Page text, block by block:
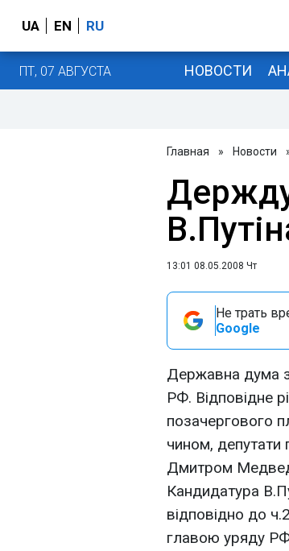
UA EN RU
ПТ, 07 АВГУСТА НОВОСТИ
Главная » Новости
13:01 08.05.2008 Чт
Не трать
Google
Державна дума
РФ. Відповідне
позачергового
чином,
Дмитром
Кандидатура
відповідно до
главою уряду